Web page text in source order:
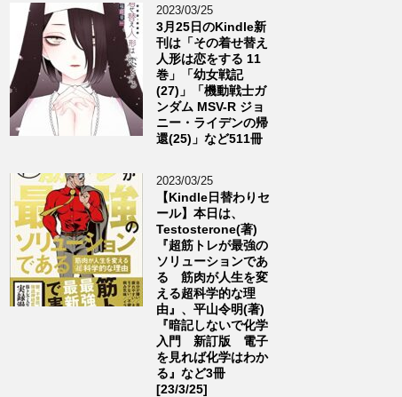
2023/03/25
3月25日のKindle新
刊は「その着せ替え
人形は恋をする 11
巻」「幼女戦記
(27)」「機動戦士ガ
ンダム MSV-R ジョ
ニー・ライデンの帰
還(25)」など511冊
2023/03/25
【Kindle日替わりセ
ール】本日は、
Testosterone(著)
『超筋トレが最強の
ソリューションであ
る 筋肉が人生を変
える超科学的な理
由』、平山令明(著)
『暗記しないで化学
入門 新訂版 電子
を見れば化学はわか
る』など3冊
[23/3/25]